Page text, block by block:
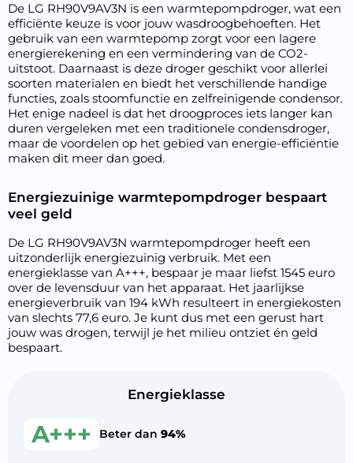
De LG RH90V9AV3N is een warmtepompdroger, wat een
efficiënte keuze is voor jouw wasdroogbehoeften. Het
gebruik van een warmtepomp zorgt voor een lagere
energierekening en een vermindering van de CO2-
uitstoot. Daarnaast is deze droger geschikt voor allerlei
soorten materialen en biedt het verschillende handige
functies, zoals stoomfunctie en zelfreinigende condensor.
Het enige nadeel is dat het droogproces iets langer kan
duren vergeleken met een traditionele condensdroger,
maar de voordelen op het gebied van energie-efficiëntie
maken dit meer dan goed.
Energiezuinige warmtepompdroger bespaart
veel geld
De LG RH90V9AV3N warmtepompdroger heeft een
uitzonderlijk energiezuinig verbruik. Met een
energieklasse van A+++, bespaar je maar liefst 1545 euro
over de levensduur van het apparaat. Het jaarlijkse
energieverbruik van 194 kWh resulteert in energiekosten
van slechts 77,6 euro. Je kunt dus met een gerust hart
jouw was drogen, terwijl je het milieu ontziet én geld
bespaart.
Energieklasse
A+++ Beter dan 94%